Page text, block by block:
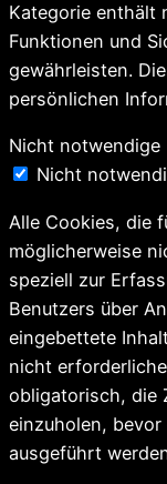
Kategorie enthält
Funktionen und
gewährleisten.
persönlichen
Nicht notwendige
Nicht
Alle Cookies, die
möglicherweise
speziell zur
Benutzers über
eingebettete
nicht
obligatorisch, die
einzuholen,
ausgeführt